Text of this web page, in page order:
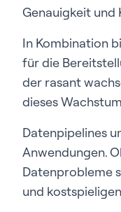
Genauigkeit
In Kombination
für die
der rasant
dieses
Datenpipelines
Anwendungen.
Datenprobleme
und